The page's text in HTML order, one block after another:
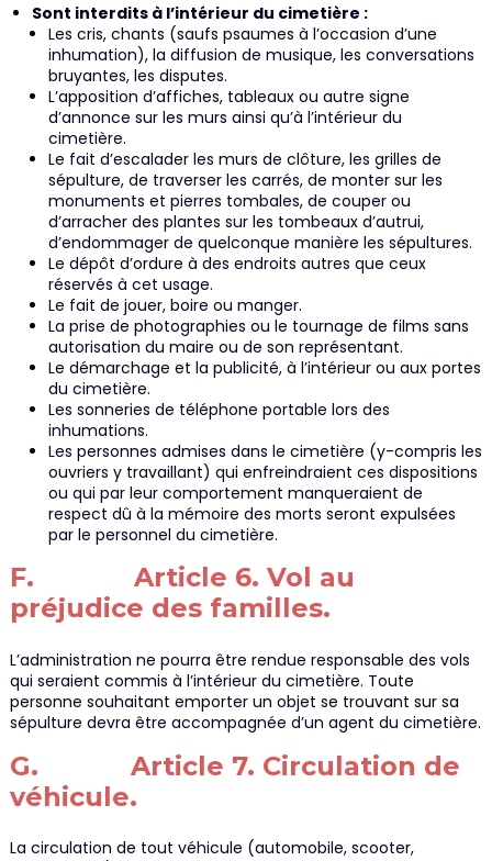
Sont interdits à l’intérieur du cimetière :
Les cris, chants (saufs psaumes à l’occasion d’une
inhumation), la diffusion de musique, les conversations
bruyantes, les disputes.
L’apposition d’affiches, tableaux ou autre signe
d’annonce sur les murs ainsi qu’à l’intérieur du
cimetière.
Le fait d’escalader les murs de clôture, les grilles de
sépulture, de traverser les carrés, de monter sur les
monuments et pierres tombales, de couper ou
d’arracher des plantes sur les tombeaux d’autrui,
d’endommager de quelconque manière les sépultures.
Le dépôt d’ordure à des endroits autres que ceux
réservés à cet usage.
Le fait de jouer, boire ou manger.
La prise de photographies ou le tournage de films sans
autorisation du maire ou de son représentant.
Le démarchage et la publicité, à l’intérieur ou aux portes
du cimetière.
Les sonneries de téléphone portable lors des
inhumations.
Les personnes admises dans le cimetière (y-compris les
ouvriers y travaillant) qui enfreindraient ces dispositions
ou qui par leur comportement manqueraient de
respect dû à la mémoire des morts seront expulsées
par le personnel du cimetière.
F. Article 6. Vol au
préjudice des familles.
L’administration ne pourra être rendue responsable des vols
qui seraient commis à l’intérieur du cimetière. Toute
personne souhaitant emporter un objet se trouvant sur sa
sépulture devra être accompagnée d’un agent du cimetière.
G. Article 7. Circulation de
véhicule.
La circulation de tout véhicule (automobile, scooter,